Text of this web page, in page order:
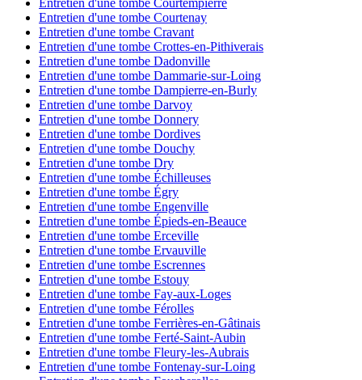
Entretien d'une tombe Courtenay
Entretien d'une tombe Cravant
Entretien d'une tombe Crottes-en-Pithiverais
Entretien d'une tombe Dadonville
Entretien d'une tombe Dammarie-sur-Loing
Entretien d'une tombe Dampierre-en-Burly
Entretien d'une tombe Darvoy
Entretien d'une tombe Donnery
Entretien d'une tombe Dordives
Entretien d'une tombe Douchy
Entretien d'une tombe Dry
Entretien d'une tombe Échilleuses
Entretien d'une tombe Égry
Entretien d'une tombe Engenville
Entretien d'une tombe Épieds-en-Beauce
Entretien d'une tombe Erceville
Entretien d'une tombe Ervauville
Entretien d'une tombe Escrennes
Entretien d'une tombe Estouy
Entretien d'une tombe Fay-aux-Loges
Entretien d'une tombe Férolles
Entretien d'une tombe Ferrières-en-Gâtinais
Entretien d'une tombe Ferté-Saint-Aubin
Entretien d'une tombe Fleury-les-Aubrais
Entretien d'une tombe Fontenay-sur-Loing